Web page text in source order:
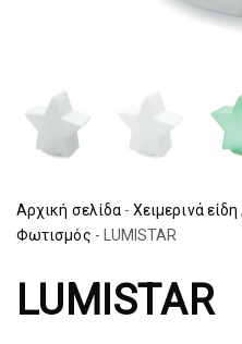
Αρχική σελίδα - Χειμερινά
Φωτισμός - LUMISTAR
LUMISTAR